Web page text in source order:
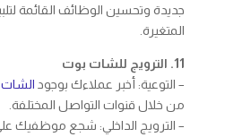
جديدة وتحسين الوظائف القائمة
المتغيرة.
11. الترويج للشات بوت
– التوعية: أخبر عملاءك بوجود
من خلال قنوات التواصل المختلفة.
– الترويج الداخلي: شجع موظفيك